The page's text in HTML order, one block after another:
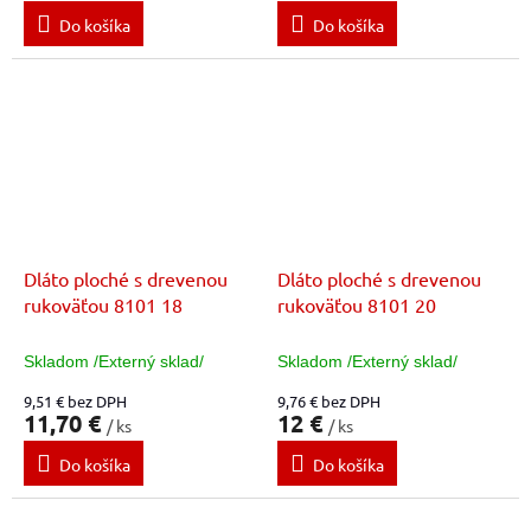
Do košíka
Do košíka
Dláto ploché s drevenou
rukoväťou 8101 18
Skladom /Externý sklad/
9,51 € bez DPH
11,70 € / ks
Do košíka
Dláto ploché s drevenou
rukoväťou 8101 20
Skladom /Externý sklad/
9,76 € bez DPH
12 € / ks
Do košíka